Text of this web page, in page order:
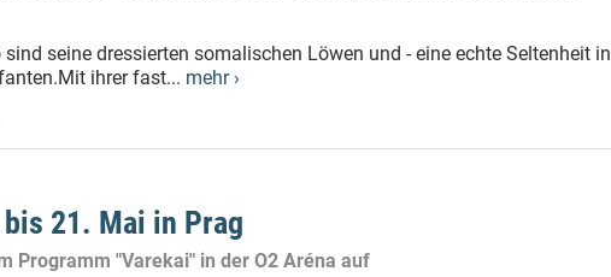
seine dressierten somalischen Löwen und - eine echte Seltenheit in
ihrer fast... mehr ›
21. Mai in Prag
Programm "Varekai" in der O2 Aréna auf